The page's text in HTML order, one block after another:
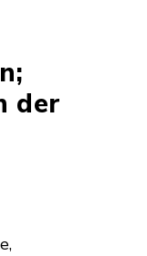
der